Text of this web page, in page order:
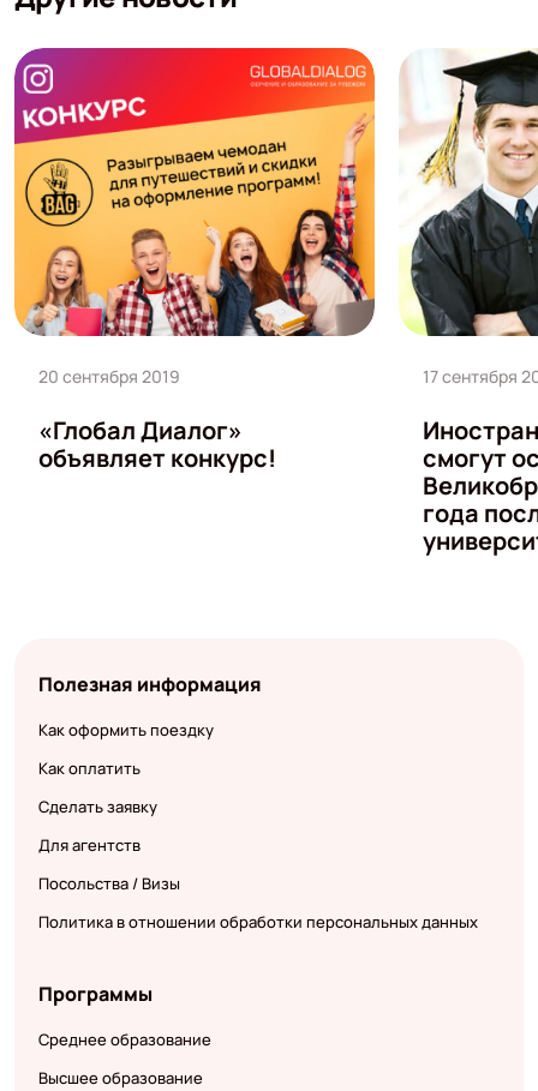
20 сентября 2019
«Глобал Диалог»
объявляет конкурс!
17 сентября
смогут
года
Полезная информация
Как оформить поездку
Как оплатить
Сделать заявку
Для агентств
Посольства / Визы
Политика в отношении обработки персональных данных
Программы
Среднее образование
Высшее образование